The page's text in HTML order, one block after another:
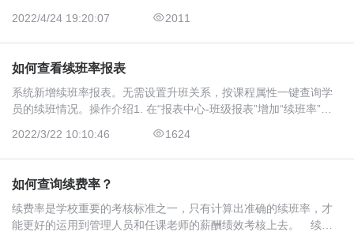
2022/4/24 19:20:07 2011
如何查看续班率报表
系统新增续班率报表。无需设置升班关系，按课程属性一键查询学
员的续班情况。操作介绍1. 在“报表中心-班级报表”增加“续班率”报
看2021中国舞冬季课程学员有多少购买了2022中国舞春季课程。点
击“选择”选…
2022/3/22 10:10:46 1624
如何查询续费率？
续费率是学校重要的考核标准之一，只有计算出准确的续班率，才
能更好的运用到管理人员和任课老师的薪酬绩效考核上去。 续费